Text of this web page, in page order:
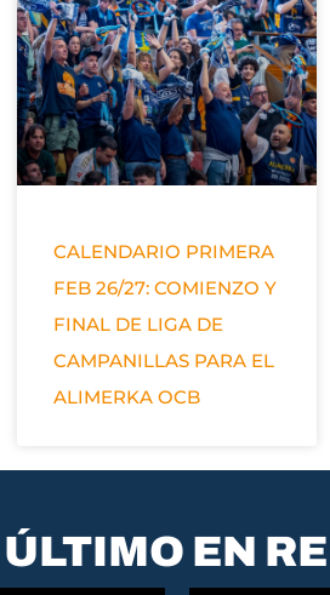
CALENDARIO PRIMERA
FEB 26/27: COMIENZO Y
FINAL DE LIGA DE
CAMPANILLAS PARA EL
ALIMERKA OCB
EN